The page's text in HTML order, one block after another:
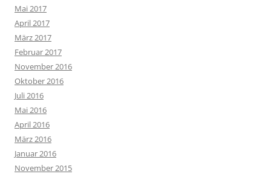
Mai 2017
April 2017
März 2017
Februar 2017
November 2016
Oktober 2016
Juli 2016
Mai 2016
April 2016
März 2016
Januar 2016
November 2015